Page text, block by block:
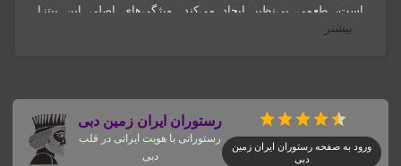
است، طعمی بی‌نظیر ایجاد می‌کند. ویژگی‌های اصلی این پیتزا
عبارتند از:
پنیر موزارلاکه با ذوب شدن در کنار سایر مواد، طعم لذیذی به پیتزا
می‌دهد.
سس گوجه تازه و غنیکه طعمی طبیعی و اصیل به پیتزا اضافه
می‌کند.
بیشتر
رستوران ایران زمین دبی
رستورانی با هویت ایرانی در قلب
دبی
ورود به صفحه رستوران ایران زمین
دبی